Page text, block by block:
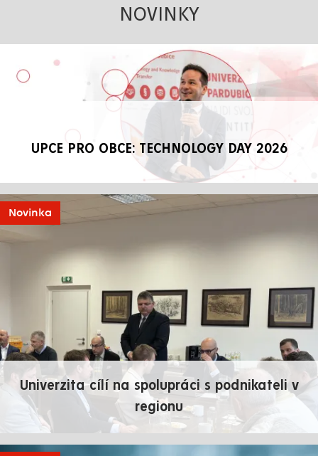
NOVINKY
UPCE PRO OBCE: TECHNOLOGY DAY 2026
Novinka
Univerzita cílí na spolupráci s podnikateli v
regionu